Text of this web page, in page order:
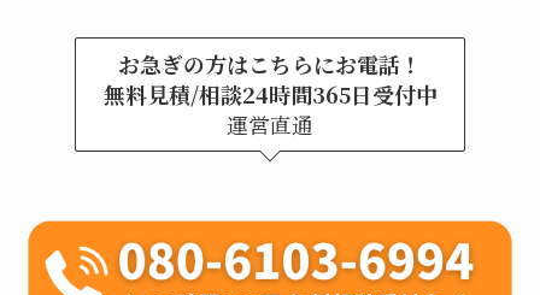
お急ぎの方はこちらにお電話！
無料見積/相談24時間365日受付中
運営直通